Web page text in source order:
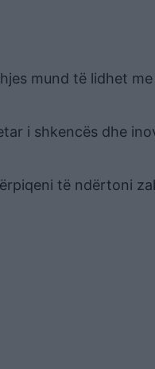
mund të lidhet
i shkencës dhe
të ndërtoni